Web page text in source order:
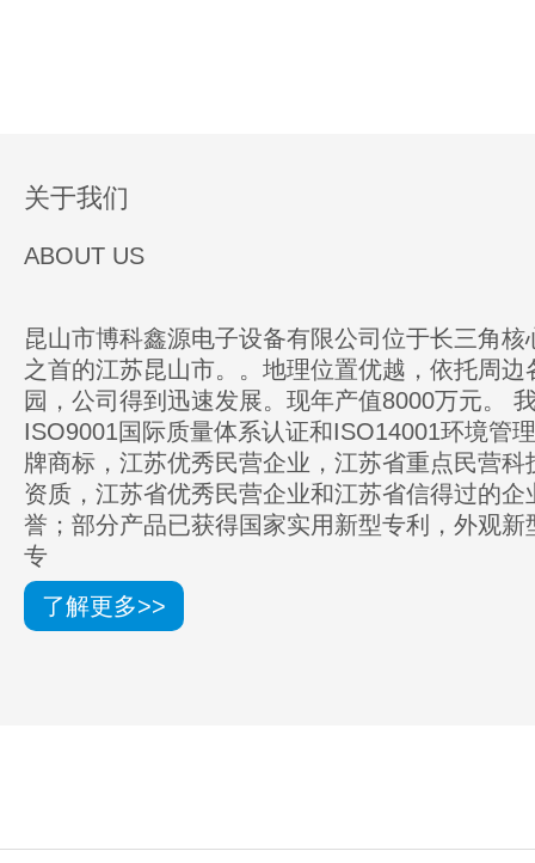
关于我们
ABOUT US
昆山市博科鑫源电子设备有限公司位于长三角核
之首的江苏昆山市。。地理位置优越，依托周边
园，公司得到迅速发展。现年产值8000万元。
ISO9001国际质量体系认证和ISO14001环境管
牌商标，江苏优秀民营企业，江苏省重点民营科
资质，江苏省优秀民营企业和江苏省信得过的企
誉；部分产品已获得国家实用新型专利，外观新
专
了解更多>>